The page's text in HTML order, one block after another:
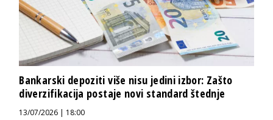
Bankarski depoziti više nisu jedini izbor: Zašto
diverzifikacija postaje novi standard štednje
13/07/2026 | 18:00